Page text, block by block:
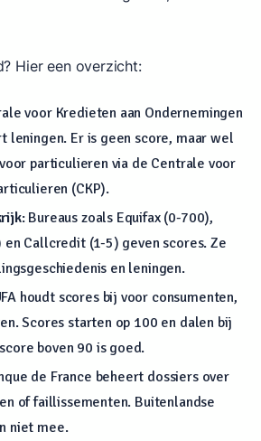
Hier een overzicht:
voor Kredieten aan Ondernemingen
leningen. Er is geen score, maar wel
particulieren via de Centrale voor
(CKP).
: Bureaus zoals Equifax (0-700),
en Callcredit (1-5) geven scores. Ze
en leningen.
houdt scores bij voor consumenten,
Scores starten op 100 en dalen bij
boven 90 is goed.
de France beheert dossiers over
of faillissementen. Buitenlandse
niet mee.